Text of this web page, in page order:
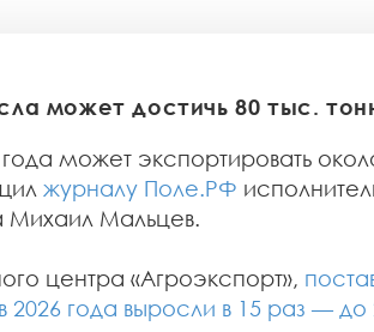
может достичь 80 тыс.
может экспортировать
журналу Поле.РФ
Мальцев.
центра «Агроэкспорт»,
года выросли в 15 раз — до